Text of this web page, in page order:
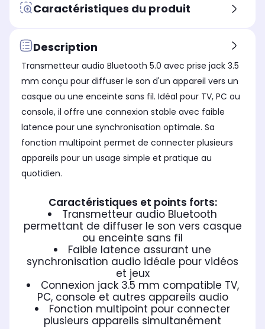
Caractéristiques du produit
Description
Transmetteur audio Bluetooth 5.0 avec prise jack 3.5
mm conçu pour diffuser le son d'un appareil vers un
casque ou une enceinte sans fil. Idéal pour TV, PC ou
console, il offre une connexion stable avec faible
latence pour une synchronisation optimale. Sa
fonction multipoint permet de connecter plusieurs
appareils pour un usage simple et pratique au
quotidien.
Caractéristiques et points forts:
Transmetteur audio Bluetooth
permettant de diffuser le son vers casque
ou enceinte sans fil
Faible latence assurant une
synchronisation audio idéale pour vidéos
et jeux
Connexion jack 3.5 mm compatible TV,
PC, console et autres appareils audio
Fonction multipoint pour connecter
plusieurs appareils simultanément